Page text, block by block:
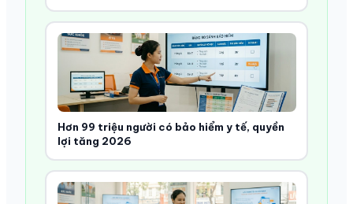
Hơn 99 triệu người có bảo hiểm y tế, quyền
lợi tăng 2026